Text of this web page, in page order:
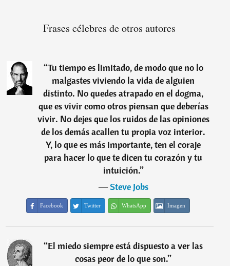
Frases célebres de otros autores
“Tu tiempo es limitado, de modo que no lo
malgastes viviendo la vida de alguien
distinto. No quedes atrapado en el dogma,
que es vivir como otros piensan que deberías
vivir. No dejes que los ruidos de las opiniones
de los demás acallen tu propia voz interior.
Y, lo que es más importante, ten el coraje
para hacer lo que te dicen tu corazón y tu
intuición.”
―Steve Jobs
Facebook Twitter WhatsApp Imagen
“El miedo siempre está dispuesto a ver las
cosas peor de lo que son.”